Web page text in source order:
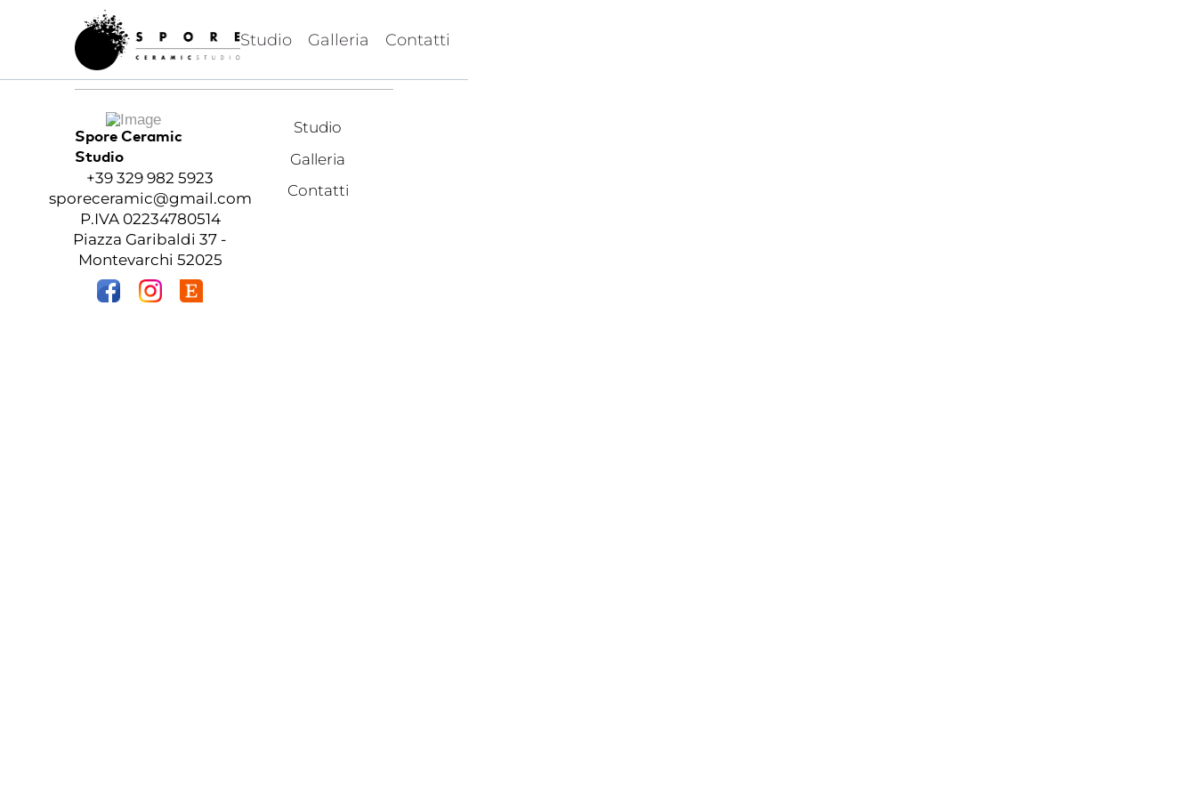
Studio Galleria Contatti
Spore Ceramic
Studio
+39 329 982 5923
sporeceramic@gmail.com
P.IVA 02234780514
Piazza Garibaldi 37 -
Montevarchi 52025
Studio
Galleria
Contatti